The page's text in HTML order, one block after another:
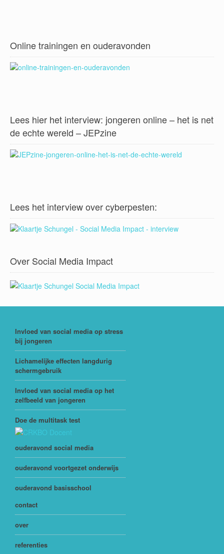
Online trainingen en ouderavonden
Lees hier het interview: jongeren online – het is net
de echte wereld – JEPzine
Lees het interview over cyberpesten:
Over Social Media Impact
Invloed van social media op stress
bij jongeren
Lichamelijke effecten langdurig
schermgebruik
Invloed van social media op het
zelfbeeld van jongeren
Doe de multitask test
ouderavond social media
ouderavond voortgezet onderwijs
ouderavond basisschool
contact
over
referenties